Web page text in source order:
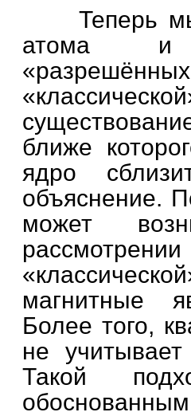
Теперь мы
атома и
ближе
ядро
объяснение.
может
магнитные
Более того,
не
Такой